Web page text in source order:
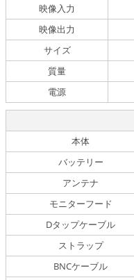
映像入力
映像出力
サイズ
質量
電源
本体
バッテリー
アンテナ
モニターフード
Dタップケーブル
ストラップ
BNCケーブル